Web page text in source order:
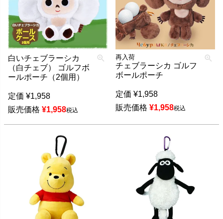
白いチェブラーシカ
（白チェブ） ゴルフボ
ールポーチ（2個用）
定価 ¥1,958
販売価格 ¥1,958税込
再入荷
チェブラーシカ ゴルフ
ボールポーチ
定価 ¥1,958
販売価格 ¥1,958税込